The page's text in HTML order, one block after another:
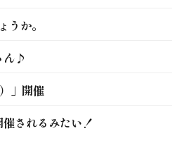
か。
ん♪
」開催
されるみたい！